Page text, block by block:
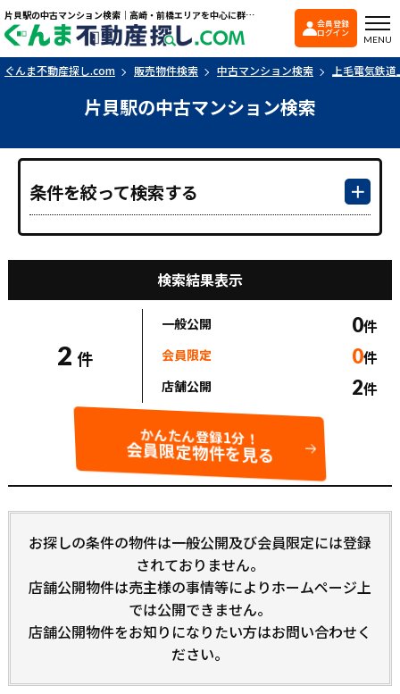
片貝駅の中古マンション検索｜高崎・前橋エリアを中心に群馬県の戸建て・マンションを探すなら「ぐんま不動産探し.com」
ぐんま不動産探し
会員登録
ログイン
MENU
ぐんま不動産探し.com 販売物件検索 中古マンション検索 上毛電気鉄
片貝駅の中古マンション検索
条件を絞って検索する
検索結果表示
2 件
一般公開 0件
会員限定 0件
店舗公開 2件
かんたん登録1分！
会員限定物件を見る
お探しの条件の物件は一般公開及び会員限定には登録
されておりません。
店舗公開物件は売主様の事情等によりホームページ上
では公開できません。
店舗公開物件をお知りになりたい方はお問い合わせく
ださい。